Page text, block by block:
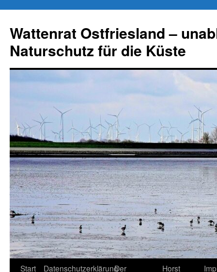
springen
Wattenrat Ostfriesland –
Naturschutz für die Küste
Start DatenschutzerklärungDer
Horst